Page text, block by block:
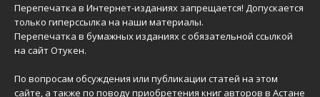
Перепечатка в Интернет-изданиях запрещается! Допускается
только гиперссылка на наши материалы.
Перепечатка в бумажных изданиях с обязательной ссылкой
на сайт Отукен.
По вопросам обсуждения или публикации статей на этом
сайте, а также по поводу приобретения книг авторов в Астане